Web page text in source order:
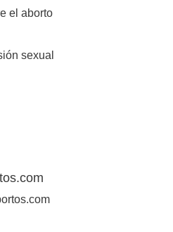
el aborto
sexual